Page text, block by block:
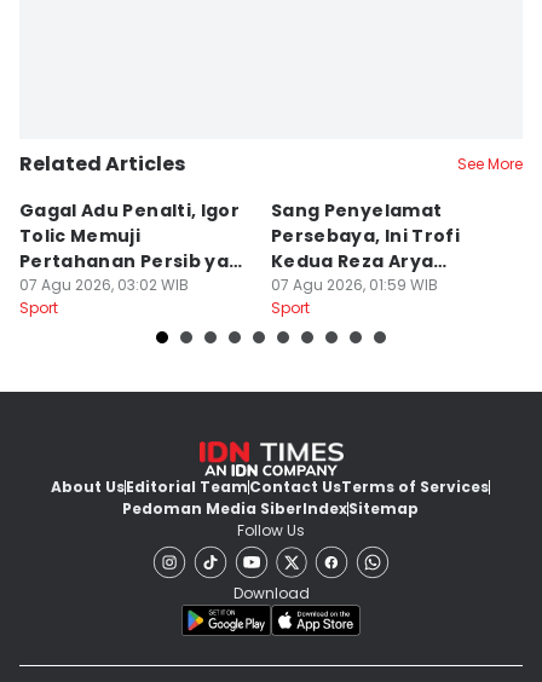
Related Articles See More
Gagal Adu Penalti, Igor
Tolic Memuji
Pertahanan Persib yang
Solid
07 Agu 2026, 03:02 WIB
Sport
Sang Penyelamat
Persebaya, Ini Trofi
Kedua Reza Arya
Bersama Tavares
07 Agu 2026, 01:59 WIB
Sport
About UsEditorial TeamContact UsTerms of Services
Pedoman Media SiberIndexSitemap
Follow Us
Download